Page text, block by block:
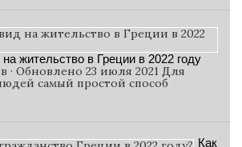
жительство в Греции в 2022 году
· Обновлено 23 июля 2021 Для
самый простой способ
Как